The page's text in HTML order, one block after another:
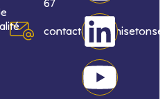
e
b
t
a
k
e
t
u